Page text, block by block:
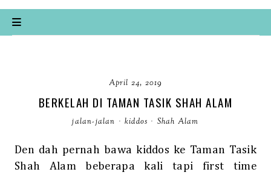
April 24, 2019
BERKELAH DI TAMAN TASIK SHAH ALAM
jalan-jalan · kiddos · Shah Alam
Den dah pernah bawa kiddos ke Taman Tasik
Shah Alam beberapa kali tapi first time